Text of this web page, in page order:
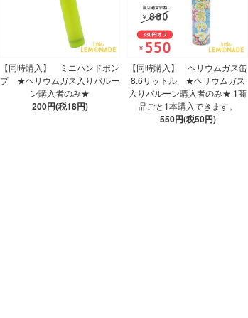
【同時購入】 ミニハンドポン
プ ★ヘリウムガス入りバルー
ン購入者のみ★
200円(税18円)
【同時購入】 ヘリウムガス缶
8.6リットル ★ヘリウムガス
入りバルーン購入者のみ★ 1商
品ごと1本購入できます。
550円(税50円)